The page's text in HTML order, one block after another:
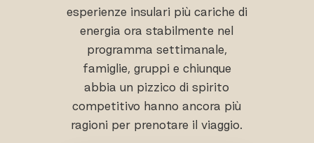
esperienze insulari più cariche di
energia ora stabilmente nel
programma settimanale,
famiglie, gruppi e chiunque
abbia un pizzico di spirito
competitivo hanno ancora più
ragioni per prenotare il viaggio.